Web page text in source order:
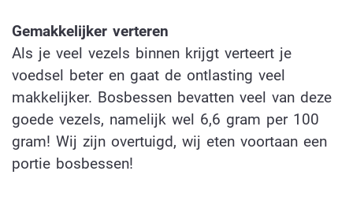
Gemakkelijker verteren
Als je veel vezels binnen krijgt verteert je
voedsel beter en gaat de ontlasting veel
makkelijker. Bosbessen bevatten veel van deze
goede vezels, namelijk wel 6,6 gram per 100
gram! Wij zijn overtuigd, wij eten voortaan een
portie bosbessen!